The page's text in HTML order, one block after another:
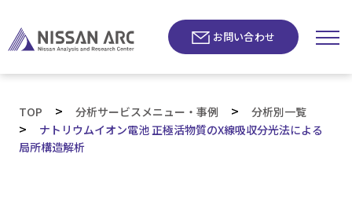
お問い合わせ
TOP > 分析サービスメニュー・事例 > 分析別一覧
>
ナトリウムイオン電池 正極活物質のX線吸収分光法による
局所構造解析